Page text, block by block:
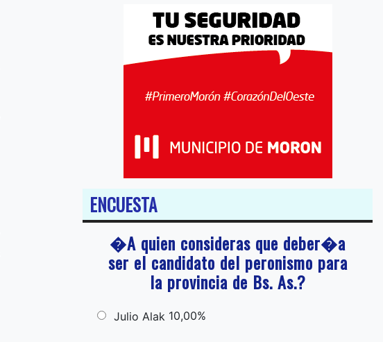
ENCUESTA
�A quien consideras que deber�a
ser el candidato del peronismo para
la provincia de Bs. As.?
Julio Alak 10,00%